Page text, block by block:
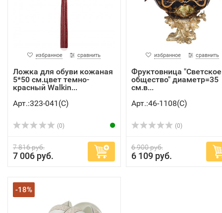
избранное сравнить
Ложка для обуви кожаная
5*50 см.цвет темно-
красный Walkin...
Арт.:323-041(C)
(0)
7 816 руб.
7 006 руб.
избранное сравнить
Фруктовница "Светское
общество" диаметр=35
см.в...
Арт.:46-1108(C)
(0)
6 900 руб.
6 109 руб.
-18%